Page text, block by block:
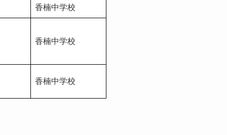
香楠中学校
香楠中学校
香楠中学校